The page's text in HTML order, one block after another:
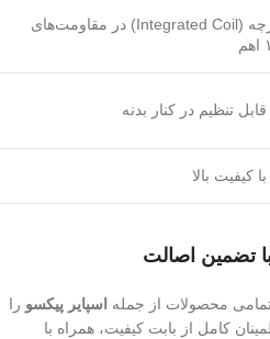
کویل‌های یکپارچه (Integrated Coil) در مقاومت‌های
تنظیم در کنار بدنه
با کیفیت بالا
تضمین اصالت
محصولات از جمله اسپایر پیکسو را
کامل از بابت کیفیت، همراه با